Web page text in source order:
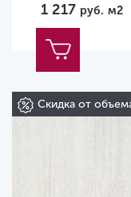
1 217 руб. м2
Скидка от